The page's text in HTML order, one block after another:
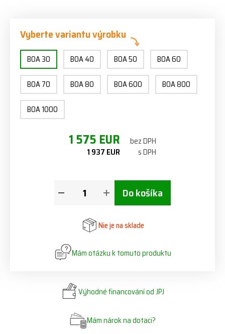
Vyberte variantu výrobku
BOA 30 BOA 40 BOA 50 BOA 60
BOA 70 BOA 80 BOA 600 BOA 800
BOA 1000
1 575 EUR bez DPH
1 937 EUR s DPH
Do košíka
Nie je na sklade
Mám otázku k tomuto produktu
Výhodné financování od JPJ
Mám nárok na dotaci?